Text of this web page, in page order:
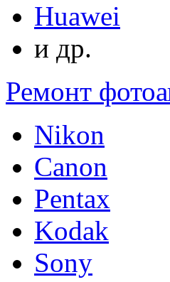
Huawei
и др.
Ремонт
Nikon
Canon
Pentax
Kodak
Sony